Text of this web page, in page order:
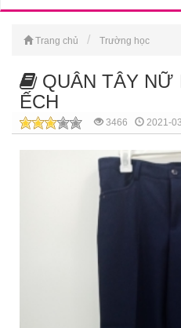
Trang chủ Trường học
QUÂN TÂY NỮ
ẾCH
3466 2021-